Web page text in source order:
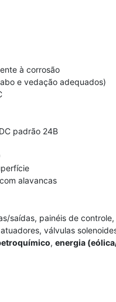
à corrosão
e vedação adequados)
padrão 24B
alavancas
saídas, painéis de
válvulas
, energia